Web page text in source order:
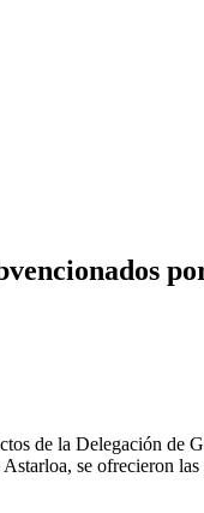
de la Delegación
se ofrecieron